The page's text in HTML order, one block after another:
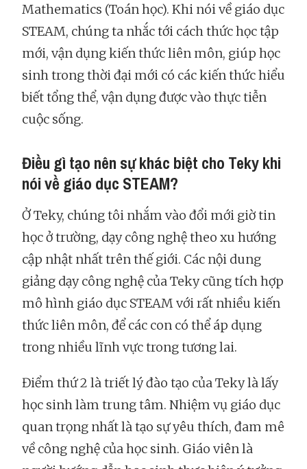
Mathematics (Toán học). Khi nói về giáo dục
STEAM, chúng ta nhắc tới cách thức học tập
mới, vận dụng kiến thức liên môn, giúp học
sinh trong thời đại mới có các kiến thức hiểu
biết tổng thể, vận dụng được vào thực tiễn
cuộc sống.
Điều gì tạo nên sự khác biệt cho Teky khi
nói về giáo dục STEAM?
Ở Teky, chúng tôi nhắm vào đổi mới giờ tin
học ở trường, dạy công nghệ theo xu hướng
cập nhật nhất trên thế giới. Các nội dung
giảng dạy công nghệ của Teky cũng tích hợp
mô hình giáo dục STEAM với rất nhiều kiến
thức liên môn, để các con có thể áp dụng
trong nhiều lĩnh vực trong tương lai.
Điểm thứ 2 là triết lý đào tạo của Teky là lấy
học sinh làm trung tâm. Nhiệm vụ giáo dục
quan trọng nhất là tạo sự yêu thích, đam mê
về công nghệ của học sinh. Giáo viên là